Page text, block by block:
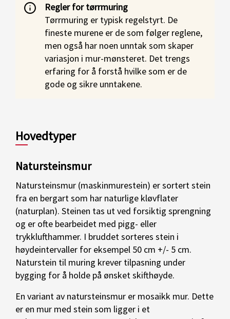
Regler for tørrmuring
Tørrmuring er typisk regelstyrt. De
fineste murene er de som følger reglene,
men også har noen unntak som skaper
variasjon i mur-mønsteret. Det trengs
erfaring for å forstå hvilke som er de
gode og sikre unntakene.
Hovedtyper
Natursteinsmur
Natursteinsmur (maskinmurestein) er sortert stein
fra en bergart som har naturlige kløvflater
(naturplan). Steinen tas ut ved forsiktig sprengning
og er ofte bearbeidet med pigg- eller
trykklufthammer. I bruddet sorteres stein i
høydeintervaller for eksempel 50 cm +/- 5 cm.
Naturstein til muring krever tilpasning under
bygging for å holde på ønsket skifthøyde.
En variant av natursteinsmur er mosaikk mur. Dette
er en mur med stein som ligger i et